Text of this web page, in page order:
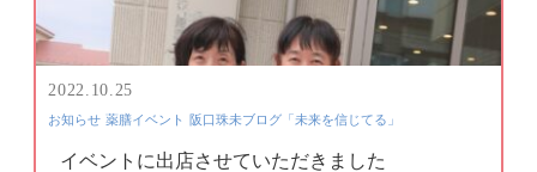
2022.10.25
お知らせ 薬膳イベント 阪口珠未ブログ「未来を信じてる」
イベントに出店させていただきました